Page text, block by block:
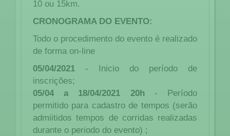
10 ou 15km.
CRONOGRAMA DO EVENTO:
Todo o procedimento do evento é realizado
de forma on-line
05/04/2021 - Inicio do período de
inscrições;
05/04 a 18/04/2021 20h - Período
permitido para cadastro de tempos (serão
admiitidos tempos de corridas realizadas
durante o periodo do evento) ;